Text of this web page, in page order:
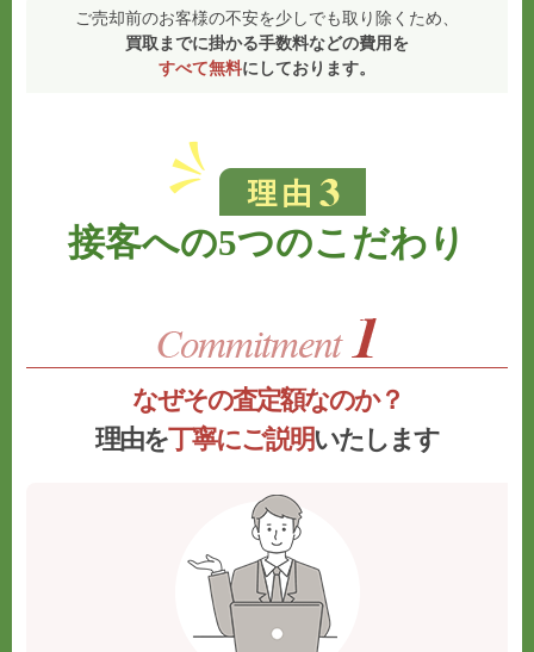
ご売却前のお客様の不安を少しでも取り除くため、
買取までに掛かる手数料などの費用を
すべて無料にしております。
接客への5つのこだわり
なぜその査定額なのか？
理由を丁寧にご説明いたします